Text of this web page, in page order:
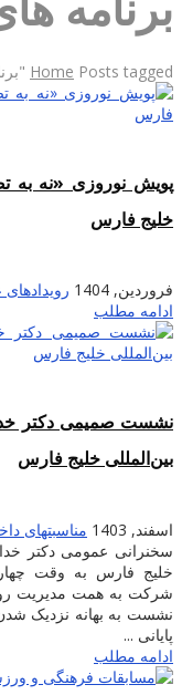
Home Posts tagged "برنامه های فرهنگی"
پویش نوروزی «نه به
خلیج فارس
فروردین, 1404
ادامه مطلب
نشست صمیمی دکتر
بین‌المللی خلیج فارس
اسفند, 1403
مناسبتهای
سخنرانی عمومی دکتر
شرکت به همت مدیریت
نشست به بهانه نزدیک
پایانی ...
ادامه مطلب